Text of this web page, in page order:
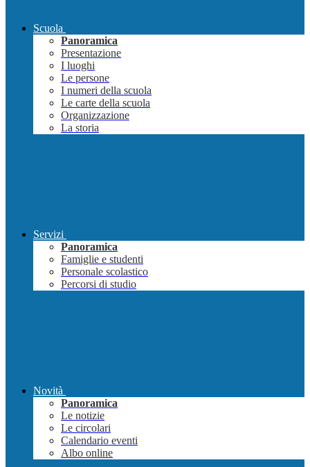
Scuola
Panoramica
Presentazione
I luoghi
Le persone
I numeri della scuola
Le carte della scuola
Organizzazione
La storia
Servizi
Panoramica
Famiglie e studenti
Personale scolastico
Percorsi di studio
Novità
Panoramica
Le notizie
Le circolari
Calendario eventi
Albo online